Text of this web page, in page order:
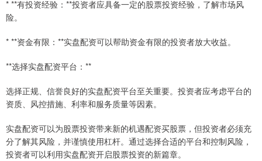
* **有投资经验：**投资者应具备一定的股票投资经验，了解市场风
险。
* **资金有限：**实盘配资可以帮助资金有限的投资者放大收益。
**选择实盘配资平台：**
选择正规、信誉良好的实盘配资平台至关重要。投资者应考虑平台的
资质、风控措施、利率和服务质量等因素。
实盘配资可以为股票投资带来新的机遇配资买股票，但投资者必须充
分了解其风险，并谨慎使用杠杆。通过选择合适的平台和控制风险，
投资者可以利用实盘配资开启股票投资的新篇章。